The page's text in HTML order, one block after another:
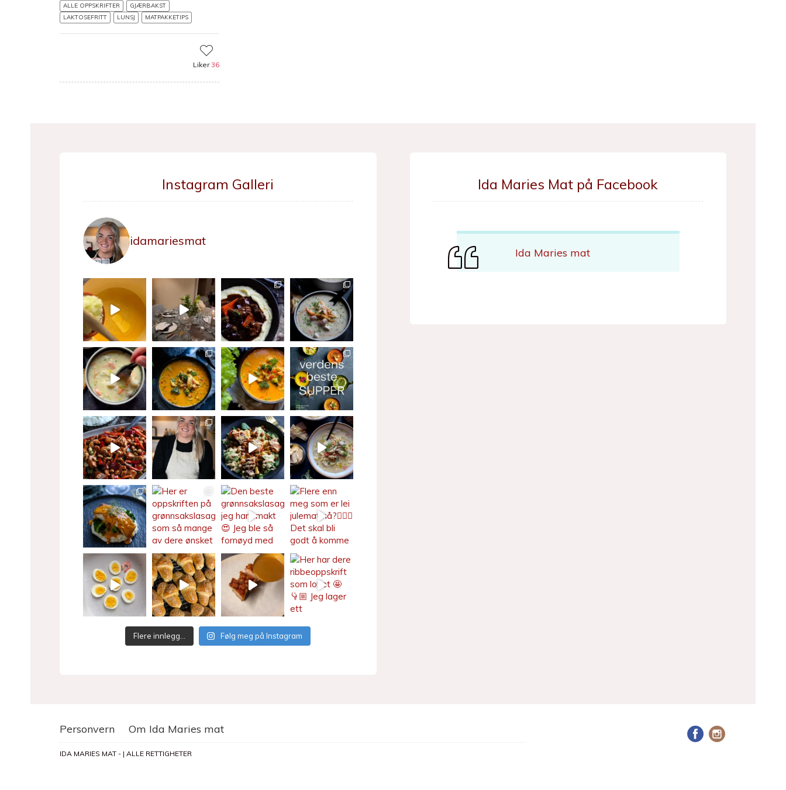
ALLE OPPSKRIFTER
GJÆRBAKST
LAKTOSEFRITT
LUNSJ MATPAKKETIPS
Liker36
Instagram Galleri
idamariesmat
Flere innlegg… Følg meg på Instagram
Ida Maries Mat på Facebook
Ida Maries mat
Personvern Om Ida Maries mat
IDA MARIES MAT - | ALLE RETTIGHETER